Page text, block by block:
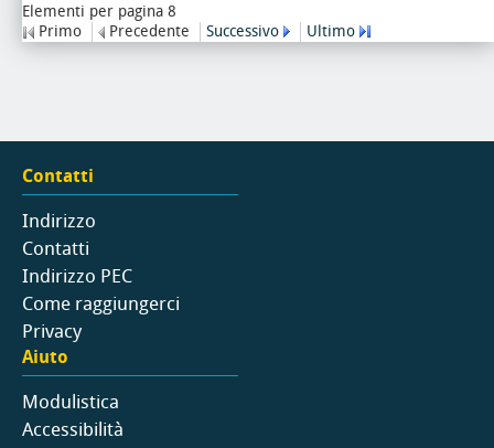
Elementi per pagina 8
Primo
Precedente Successivo Ultimo
Contatti
Indirizzo
Contatti
Indirizzo PEC
Come raggiungerci
Privacy
Aiuto
Modulistica
Accessibilità